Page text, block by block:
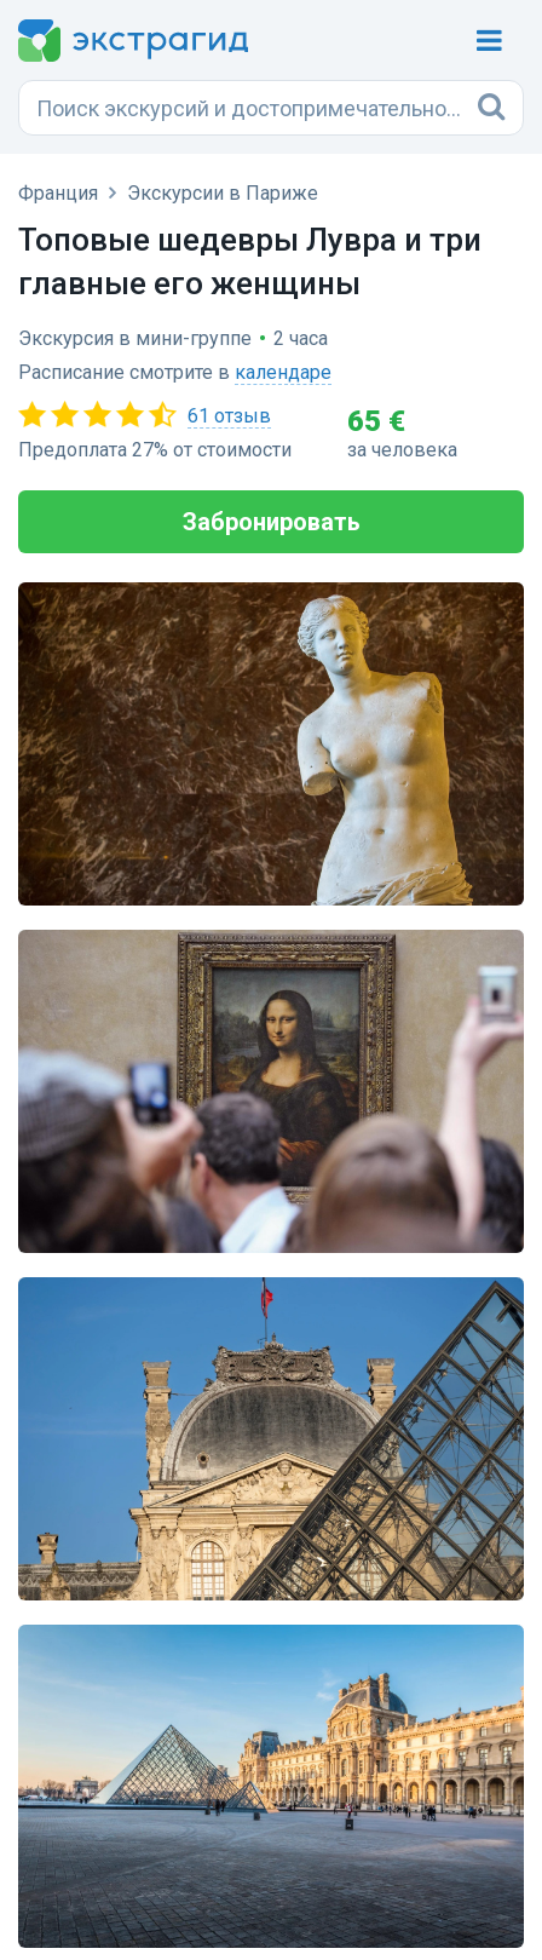
Франция Экскурсии в Париже
Топовые шедевры Лувра и три
главные его женщины
Экскурсия в мини-группе • 2 часа
Расписание смотрите в календаре
61 отзыв
Предоплата 27% от стоимости
65 €
за человека
Забронировать